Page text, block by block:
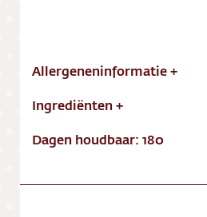
Allergeneninformatie+
Ingrediënten +
Dagen houdbaar: 180